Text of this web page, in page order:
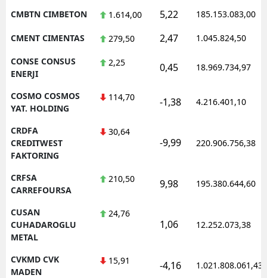
CMBTN CIMBETON 1.614,00 5,22 185.153.083,00
CMENT CIMENTAS 279,50 2,47 1.045.824,50
CONSE CONSUS
ENERJI
2,25 0,45 18.969.734,97
COSMO COSMOS
YAT. HOLDING
114,70 -1,38 4.216.401,10
CRDFA
CREDITWEST
FAKTORING
30,64
-9,99 220.906.756,38
CRFSA
CARREFOURSA
210,50 9,98 195.380.644,60
CUSAN
CUHADAROGLU
METAL
24,76
1,06 12.252.073,38
CVKMD CVK
MADEN
15,91 -4,16 1.021.808.061,43